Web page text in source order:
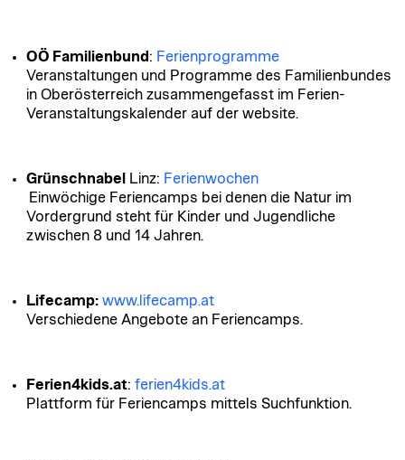
OÖ Familienbund : Ferienprogramme
Veranstaltungen und Programme des Familienbundes
in Oberösterreich zusammengefasst im Ferien-
Veranstaltungskalender auf der website.
Grünschnabel Linz: Ferienwochen
Einwöchige Feriencamps bei denen die Natur im
Vordergrund steht für Kinder und Jugendliche
zwischen 8 und 14 Jahren.
Lifecamp: www.lifecamp.at
Verschiedene Angebote an Feriencamps.
Ferien4kids.at: ferien4kids.at
Plattform für Feriencamps mittels Suchfunktion.